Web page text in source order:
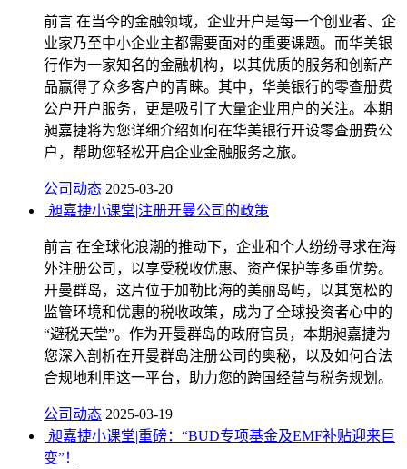
前言 在当今的金融领域，企业开户是每一个创业者、企
业家乃至中小企业主都需要面对的重要课题。而华美银
行作为一家知名的金融机构，以其优质的服务和创新产
品赢得了众多客户的青睐。其中，华美银行的零查册费
公户开户服务，更是吸引了大量企业用户的关注。本期
昶嘉捷将为您详细介绍如何在华美银行开设零查册费公
户，帮助您轻松开启企业金融服务之旅。
公司动态 2025-03-20
昶嘉捷小课堂|注册开曼公司的政策
前言 在全球化浪潮的推动下，企业和个人纷纷寻求在海
外注册公司，以享受税收优惠、资产保护等多重优势。
开曼群岛，这片位于加勒比海的美丽岛屿，以其宽松的
监管环境和优惠的税收政策，成为了全球投资者心中的
“避税天堂”。作为开曼群岛的政府官员，本期昶嘉捷为
您深入剖析在开曼群岛注册公司的奥秘，以及如何合法
合规地利用这一平台，助力您的跨国经营与税务规划。
公司动态 2025-03-19
昶嘉捷小课堂|重磅：“BUD专项基金及EMF补贴迎来巨
变”！